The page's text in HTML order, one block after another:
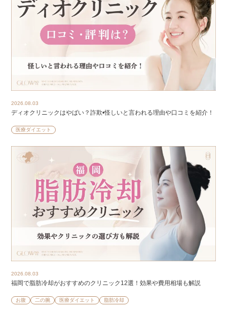
2026.08.03
ディオクリニックはやばい？詐欺•怪しいと言われる理由や口コミを紹介！
医療ダイエット
2026.08.03
福岡で脂肪冷却がおすすめのクリニック12選！効果や費用相場も解説
お腹 二の腕 医療ダイエット 脂肪冷却